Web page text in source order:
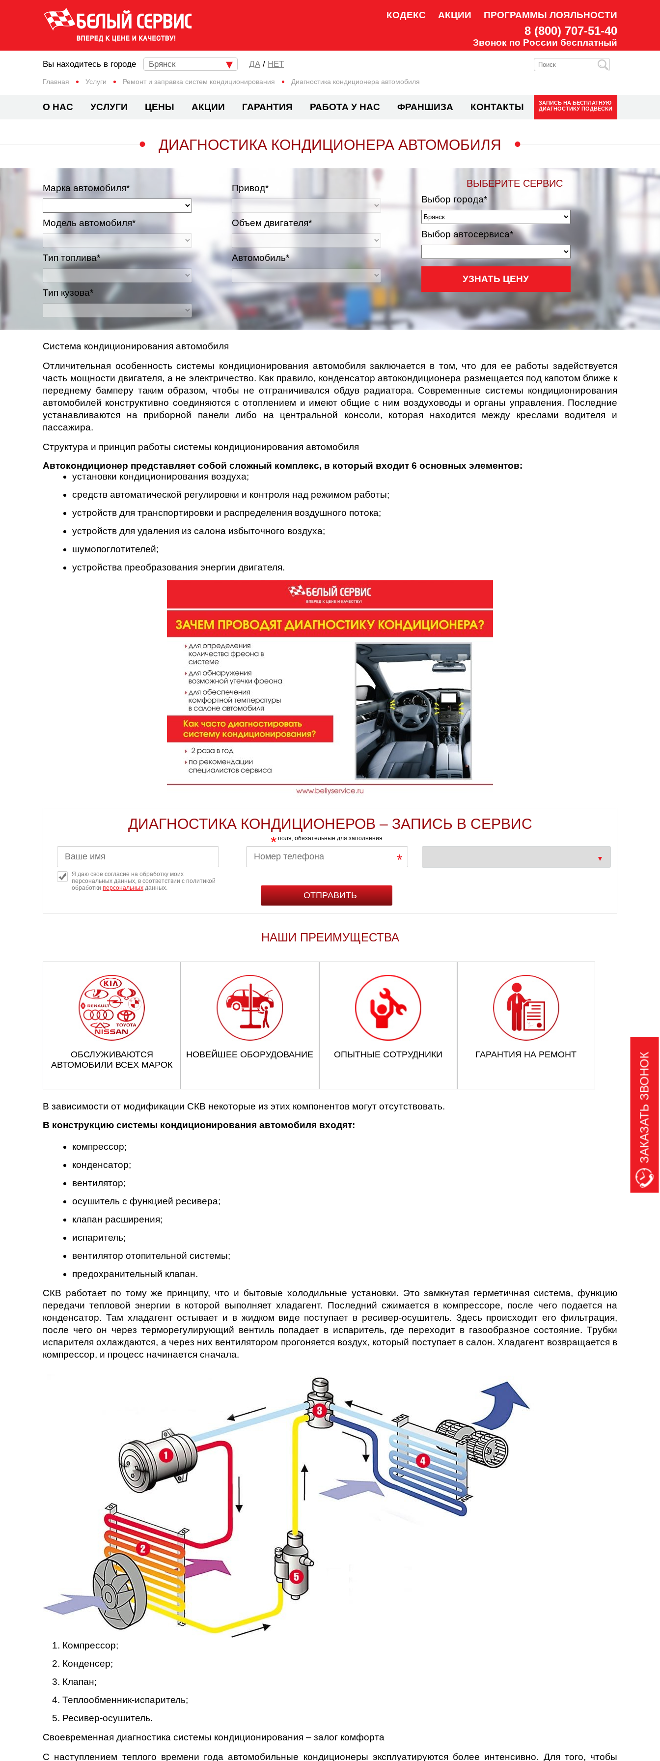
КОДЕКС АКЦИИ ПРОГРАММЫ ЛОЯЛЬНОСТИ
8 (800) 707-51-40
Звонок по России бесплатный
Главная Услуги Ремонт и заправка систем кондиционирования Диагностика кондиционера автомобиля
Вы находитесь в городе Брянск / НЕТ
О НАС УСЛУГИ ЦЕНЫ АКЦИИ ГАРАНТИЯ РАБОТА У НАС ФРАНШИЗА КОНТАКТЫ ЗАПИСЬ НА БЕСПЛАТНУЮ
ДИАГНОСТИКУ ПОДВЕСКИ
ДИАГНОСТИКА КОНДИЦИОНЕРА АВТОМОБИЛЯ
Марка автомобиля*
Модель автомобиля*
Тип топлива*
Тип кузова*
Привод*
Объем двигателя*
Автомобиль*
ВЫБЕРИТЕ СЕРВИС
Выбор города*
Выбор автосервиса*
УЗНАТЬ ЦЕНУ
Система кондиционирования автомобиля
Отличительная особенность системы кондиционирования автомобиля заключается в том, что для ее работы задействуется
часть мощности двигателя, а не электричество. Как правило, конденсатор автокондиционера размещается под капотом ближе к
переднему бамперу таким образом, чтобы не отграничивался обдув радиатора. Современные системы кондиционирования
автомобилей конструктивно соединяются с отоплением и имеют общие с ним воздуховоды и органы управления. Последние
устанавливаются на приборной панели либо на центральной консоли, которая находится между креслами водителя и
пассажира.
Структура и принцип работы системы кондиционирования автомобиля
Автокондиционер представляет собой сложный комплекс, в который входит 6 основных элементов:
установки кондиционирования воздуха;
средств автоматической регулировки и контроля над режимом работы;
устройств для транспортировки и распределения воздушного потока;
устройств для удаления из салона избыточного воздуха;
шумопоглотителей;
устройства преобразования энергии двигателя.
ДИАГНОСТИКА КОНДИЦИОНЕРОВ – ЗАПИСЬ В СЕРВИС
* поля, обязательные для заполнения
Я даю свое согласие на обработку моих
персональных данных, в соответствии с политикой
обработки персональных данных.
НАШИ ПРЕИМУЩЕСТВА
ОБСЛУЖИВАЮТСЯ
АВТОМОБИЛИ ВСЕХ МАРОК
НОВЕЙШЕЕ ОБОРУДОВАНИЕ ОПЫТНЫЕ СОТРУДНИКИ ГАРАНТИЯ НА РЕМОНТ
В зависимости от модификации СКВ некоторые из этих компонентов могут отсутствовать.
В конструкцию системы кондиционирования автомобиля входят:
компрессор;
конденсатор;
вентилятор;
осушитель с функцией ресивера;
клапан расширения;
испаритель;
вентилятор отопительной системы;
предохранительный клапан.
СКВ работает по тому же принципу, что и бытовые холодильные установки. Это замкнутая герметичная система, функцию
передачи тепловой энергии в которой выполняет хладагент. Последний сжимается в компрессоре, после чего подается на
конденсатор. Там хладагент остывает и в жидком виде поступает в ресивер-осушитель. Здесь происходит его фильтрация,
после чего он через терморегулирующий вентиль попадает в испаритель, где переходит в газообразное состояние. Трубки
испарителя охлаждаются, а через них вентилятором прогоняется воздух, который поступает в салон. Хладагент возвращается в
компрессор, и процесс начинается сначала.
Компрессор;
Конденсер;
Клапан;
Теплообменник-испаритель;
Ресивер-осушитель.
Своевременная диагностика системы кондиционирования – залог комфорта
С наступлением теплого времени года автомобильные кондиционеры эксплуатируются более интенсивно. Для того, чтобы
ЗАКАЗАТЬ ЗВОНОК